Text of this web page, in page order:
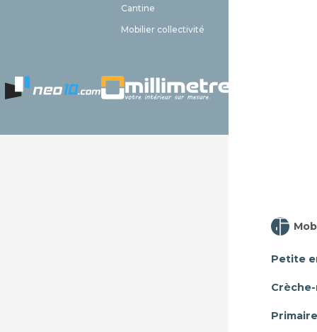
Petite
Cantine
Mobilier collectivité